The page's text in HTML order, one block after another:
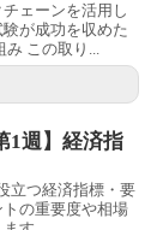
ェーンを活用し
が成功を収めた
み この取り...
1週】経済指
立つ経済指標・要
の重要度や相場